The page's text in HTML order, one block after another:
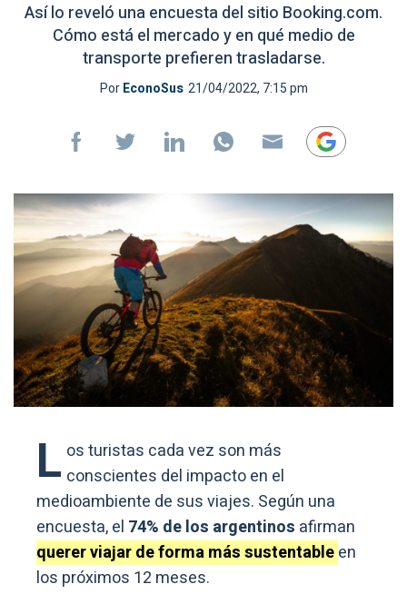
Así lo reveló una encuesta del sitio Booking.com.
Cómo está el mercado y en qué medio de
transporte prefieren trasladarse.
PorEconoSus 21/04/2022, 7:15 pm
L os turistas cada vez son más
conscientes del impacto en el
medioambiente de sus viajes. Según una
encuesta, el 74% de los argentinos afirman
querer viajar de forma más sustentableen
los próximos 12 meses.